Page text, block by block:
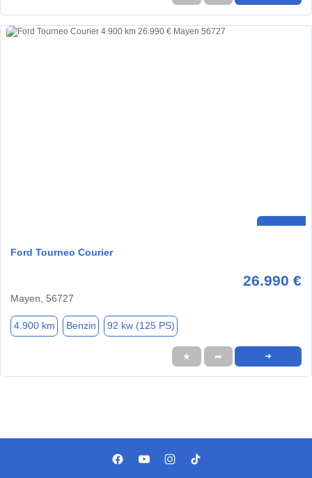
Ford Tourneo Courier
26.990 €
Mayen, 56727
4.900 km Benzin 92 kw (125 PS)
★ ➦ ➜